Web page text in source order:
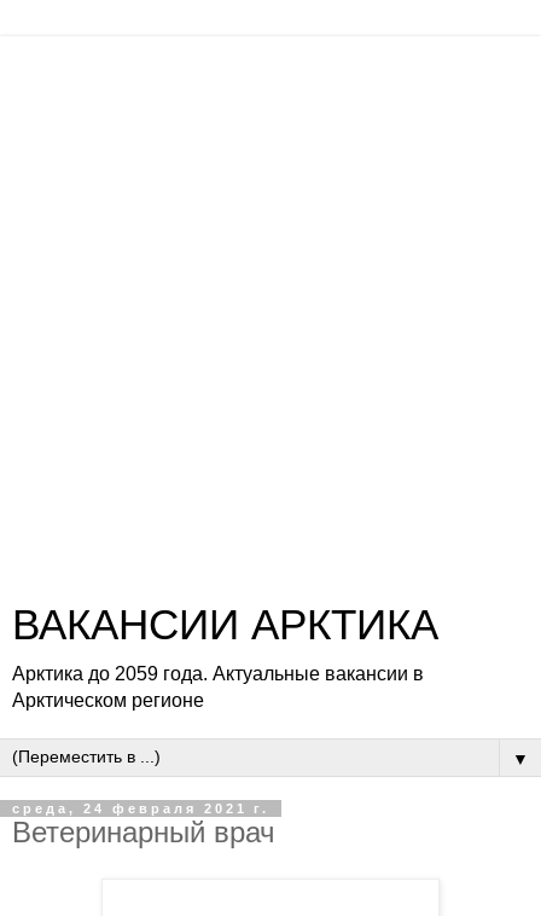
ВАКАНСИИ АРКТИКА
Арктика до 2059 года. Актуальные вакансии в
Арктическом регионе
▼
среда, 24 февраля 2021 г.
Ветеринарный врач